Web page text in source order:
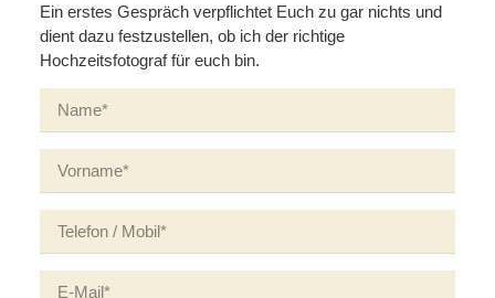
Ein erstes Gespräch verpflichtet Euch zu gar nichts und
dient dazu festzustellen, ob ich der richtige
Hochzeitsfotograf für euch bin.